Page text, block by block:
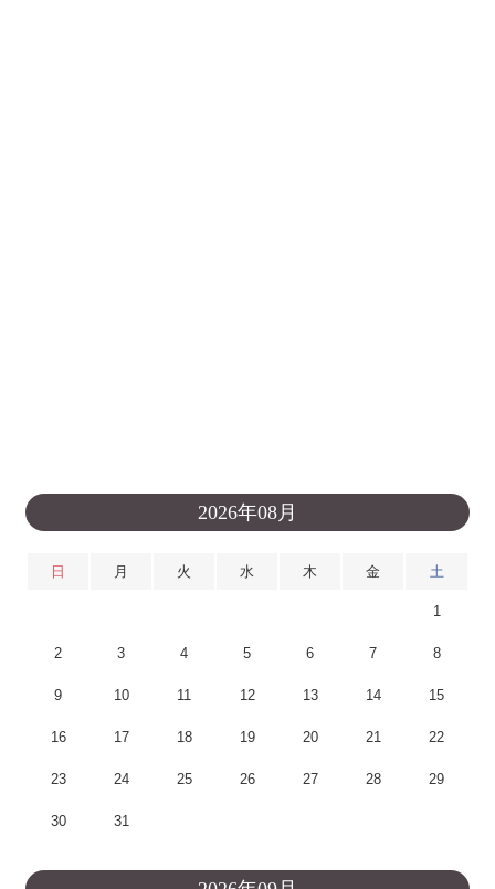
2026年08月
日 月 火 水 木 金 土
1
2 3 4 5 6 7 8
9 10 11 12 13 14 15
16 17 18 19 20 21 22
23 24 25 26 27 28 29
30 31